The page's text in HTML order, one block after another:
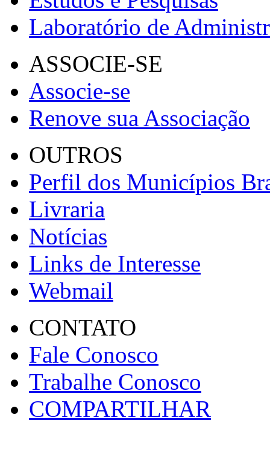
Laboratório de
ASSOCIE-SE
Associe-se
Renove sua Associação
OUTROS
Perfil dos Municípios
Livraria
Notícias
Links de Interesse
Webmail
CONTATO
Fale Conosco
Trabalhe Conosco
COMPARTILHAR